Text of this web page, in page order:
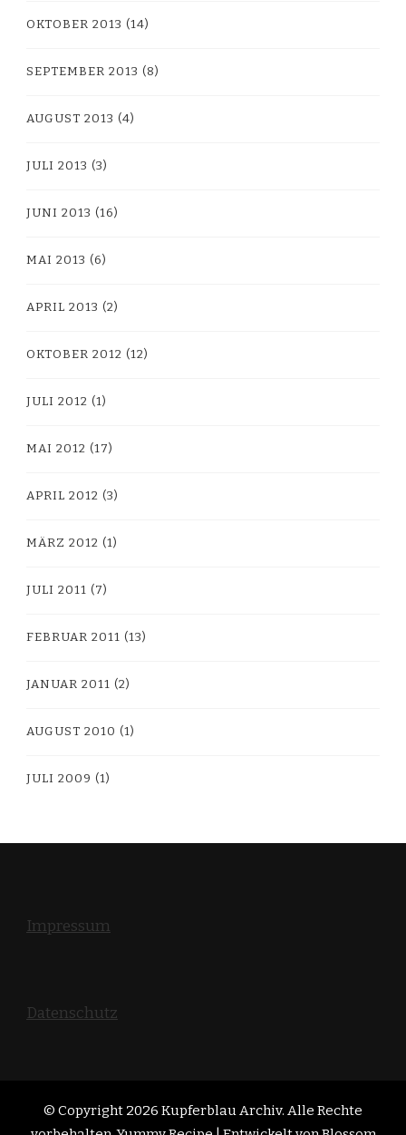
OKTOBER 2013 (14)
SEPTEMBER 2013 (8)
AUGUST 2013 (4)
JULI 2013 (3)
JUNI 2013 (16)
MAI 2013 (6)
APRIL 2013 (2)
OKTOBER 2012 (12)
JULI 2012 (1)
MAI 2012 (17)
APRIL 2012 (3)
MÄRZ 2012 (1)
JULI 2011 (7)
FEBRUAR 2011 (13)
JANUAR 2011 (2)
AUGUST 2010 (1)
JULI 2009 (1)
Impressum
Datenschutz
© Copyright 2026 Kupferblau Archiv. Alle Rechte